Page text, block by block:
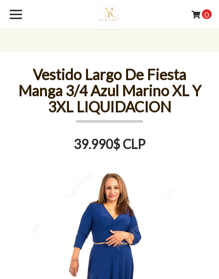
0
Vestido Largo De Fiesta
Manga 3/4 Azul Marino XL Y
3XL LIQUIDACION
39.990$ CLP